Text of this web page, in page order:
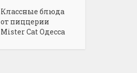
Классные блюда
от пиццерии
Mister Cat Одесса